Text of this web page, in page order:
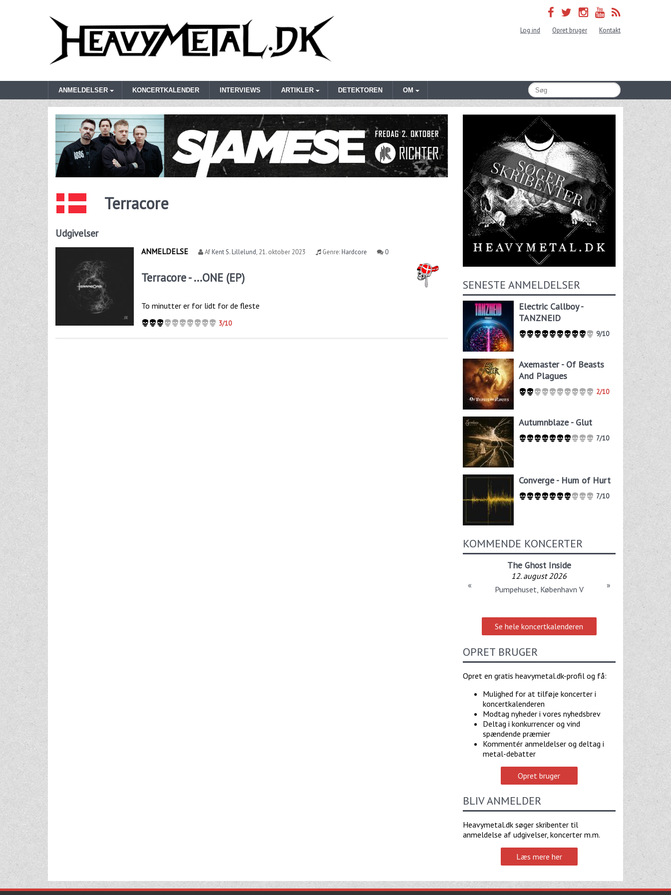
Log ind Opret bruger Kontakt
ANMELDELSER KONCERTKALENDER INTERVIEWS ARTIKLER DETEKTOREN OM
Terracore
Udgivelser
ANMELDELSE AfKent S. Lillelund, 21. oktober 2023 Genre:Hardcore 0
Terracore - ...ONE (EP)
To minutter er for lidt for de fleste
3/10
SENESTE ANMELDELSER
Electric Callboy -
TANZNEID
9/10
Axemaster - Of Beasts
And Plagues
2/10
Autumnblaze - Glut
7/10
Converge - Hum of Hurt
7/10
KOMMENDE KONCERTER
The Ghost Inside
12. august 2026
Pumpehuset, København V
« »
Se hele koncertkalenderen
OPRET BRUGER
Opret en gratis heavymetal.dk-profil og få:
Mulighed for at tilføje koncerter i
koncertkalenderen
Modtag nyheder i vores nyhedsbrev
Deltag i konkurrencer og vind
spændende præmier
Kommentér anmeldelser og deltag i
metal-debatter
Opret bruger
BLIV ANMELDER
Heavymetal.dk søger skribenter til
anmeldelse af udgivelser, koncerter m.m.
Læs mere her